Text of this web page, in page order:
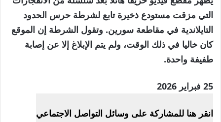
التي مزقت مستودع ذخيرة تابع لشرطة حرس الحدود
التايلاندية في مقاطعة سورين. وتقول الشرطة إن الموقع
كان خاليا في ذلك الوقت، ولم يتم الإبلاغ إلا عن إصابة
طفيفة واحدة.
نُشرت
25
25 فبراير 2026
انقر هنا للمشاركة على وسائل التواصل الاجتماعي